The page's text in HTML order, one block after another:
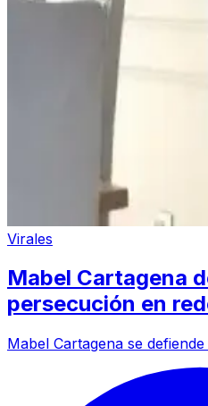
Virales
Mabel Cartagena
persecución en
Mabel Cartagena se